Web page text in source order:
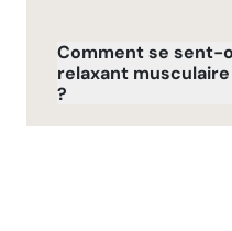
Comment se sent-
relaxant
?